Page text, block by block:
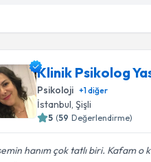
Klinik Psikolog
Psikoloji +1diğer
İstanbul , Şişli
5 (59 Değerlendirme)
hanım çok tatlı biri. Kafam o